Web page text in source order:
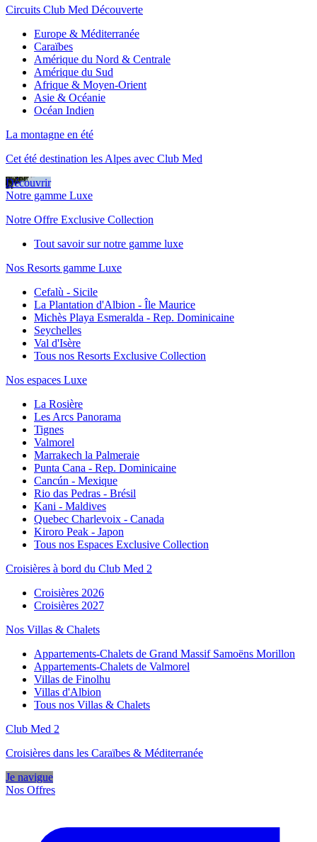
Circuits Club Med Découverte
Europe & Méditerranée
Caraïbes
Amérique du Nord & Centrale
Amérique du Sud
Afrique & Moyen-Orient
Asie & Océanie
Océan Indien
La montagne en été
Cet été destination les Alpes avec Club Med
Découvrir
Notre gamme Luxe
Notre Offre Exclusive Collection
Tout savoir sur notre gamme luxe
Nos Resorts gamme Luxe
Cefalù - Sicile
La Plantation d'Albion - Île Maurice
Michès Playa Esmeralda - Rep. Dominicaine
Seychelles
Val d'Isère
Tous nos Resorts Exclusive Collection
Nos espaces Luxe
La Rosière
Les Arcs Panorama
Tignes
Valmorel
Marrakech la Palmeraie
Punta Cana - Rep. Dominicaine
Cancún - Mexique
Rio das Pedras - Brésil
Kani - Maldives
Quebec Charlevoix - Canada
Kiroro Peak - Japon
Tous nos Espaces Exclusive Collection
Croisières à bord du Club Med 2
Croisières 2026
Croisières 2027
Nos Villas & Chalets
Appartements-Chalets de Grand Massif Samoëns Morillon
Appartements-Chalets de Valmorel
Villas de Finolhu
Villas d'Albion
Tous nos Villas & Chalets
Club Med 2
Croisières dans les Caraïbes & Méditerranée
Je navigue
Nos Offres